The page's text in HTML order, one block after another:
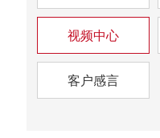
视频中心
客户感言